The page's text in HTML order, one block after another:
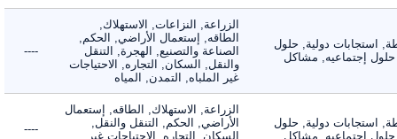
استجابات دولية, حلول
إجتماعيه, مشاكل
الزراعة, النزاعات, الاستهلاك,
الطاقه, إستعمال الأراضي, الحكم,
الصناعة والتصنيع, الهجرة, التنقل
والنقل, السكان, التجاره, الاحتياجات
غير الملباه, التمدن, المياه
----
استجابات دولية, حلول
إجتماعيه, مشاكل
الزراعة, الاستهلاك, الطاقه, إستعمال
الأراضي, الحكم, التنقل والنقل,
السكان, التجاره, الاحتياجات غير
----